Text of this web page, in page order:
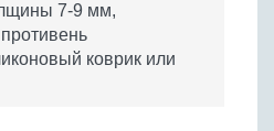
7-9 мм,
коврик или